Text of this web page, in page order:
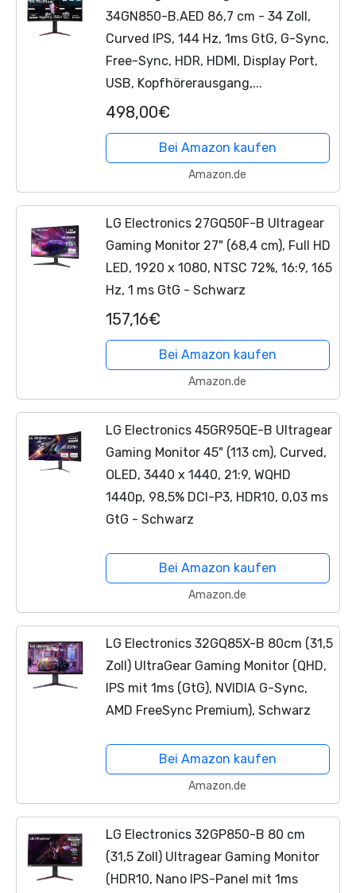
34GN850-B.AED 86,7 cm - 34 Zoll,
Curved IPS, 144 Hz, 1ms GtG, G-Sync,
Free-Sync, HDR, HDMI, Display Port,
USB, Kopfhörerausgang,...
498,00€
Bei Amazon kaufen
Amazon.de
LG Electronics 27GQ50F-B Ultragear
Gaming Monitor 27" (68,4 cm), Full HD
LED, 1920 x 1080, NTSC 72%, 16:9, 165
Hz, 1 ms GtG - Schwarz
157,16€
Bei Amazon kaufen
Amazon.de
LG Electronics 45GR95QE-B Ultragear
Gaming Monitor 45" (113 cm), Curved,
OLED, 3440 x 1440, 21:9, WQHD
1440p, 98,5% DCI-P3, HDR10, 0,03 ms
GtG - Schwarz
Bei Amazon kaufen
Amazon.de
LG Electronics 32GQ85X-B 80cm (31,5
Zoll) UltraGear Gaming Monitor (QHD,
IPS mit 1ms (GtG), NVIDIA G-Sync,
AMD FreeSync Premium), Schwarz
Bei Amazon kaufen
Amazon.de
LG Electronics 32GP850-B 80 cm
(31,5 Zoll) Ultragear Gaming Monitor
(HDR10, Nano IPS-Panel mit 1ms